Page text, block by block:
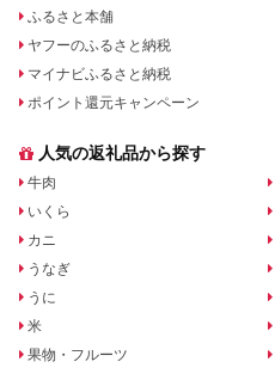
ふるさと本舗
ヤフーのふるさと納税
マイナビふるさと納税
ポイント還元キャンペーン
人気の返礼品から探す
牛肉
いくら
カニ
うなぎ
うに
米
果物・フルーツ